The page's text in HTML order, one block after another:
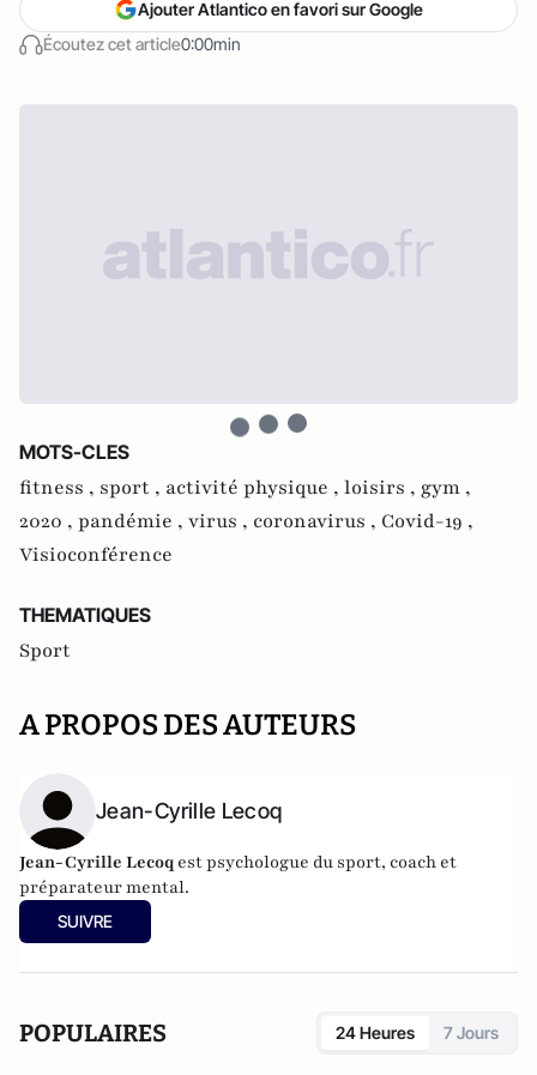
Écoutez cet article0:00min
Ajouter Atlantico en favori sur Google
MOTS-CLES
fitness , sport , activité physique , loisirs , gym ,
2020 , pandémie , virus , coronavirus , Covid-19 ,
Visioconférence
THEMATIQUES
Sport
A PROPOS DES AUTEURS
Jean-Cyrille Lecoq
Jean-Cyrille Lecoq est psychologue du sport, coach et
préparateur mental.
SUIVRE
POPULAIRES 24 Heures 7 Jours